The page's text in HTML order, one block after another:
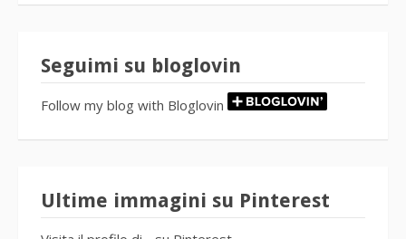
Seguimi su bloglovin
Follow my blog with Bloglovin
Ultime immagini su Pinterest